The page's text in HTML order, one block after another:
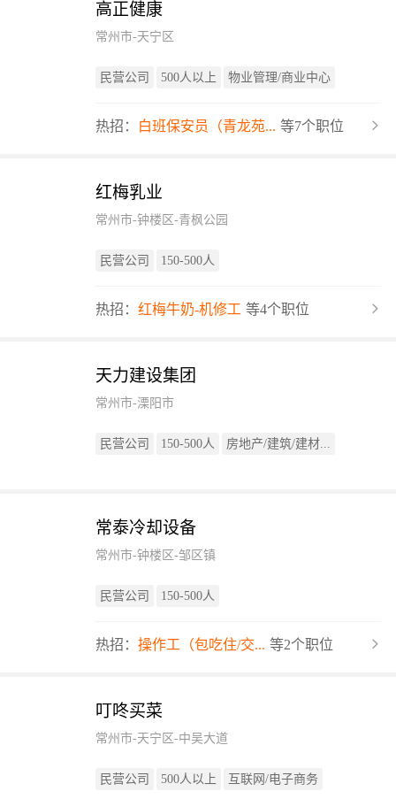
高正健康
常州市-天宁区
民营公司 500人以上 物业管理/商业中心
热招： 白班保安员（青龙苑... 等7个职位
红梅乳业
常州市-钟楼区-青枫公园
民营公司 150-500人
热招： 红梅牛奶-机修工 等4个职位
天力建设集团
常州市-溧阳市
民营公司 150-500人 房地产/建筑/建材...
常泰冷却设备
常州市-钟楼区-邹区镇
民营公司 150-500人
热招： 操作工（包吃住/交... 等2个职位
叮咚买菜
常州市-天宁区-中吴大道
民营公司 500人以上 互联网/电子商务